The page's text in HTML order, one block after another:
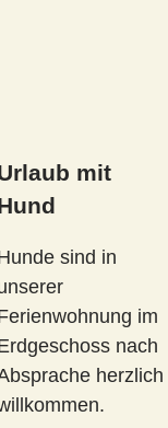
mit
sind in
im
nach
herzlich